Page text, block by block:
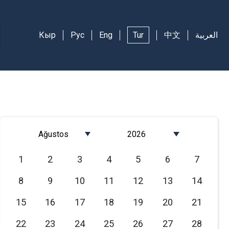
Кыр Рус Eng Tur 中文 العربية
Ağustos
Март
Апрель
2026
2024
2023
1 2 3 4 5 6
7
8
9 10 11 12 13
14
15
16 17 18 19 20
21
22
23 24 25 26 27
28